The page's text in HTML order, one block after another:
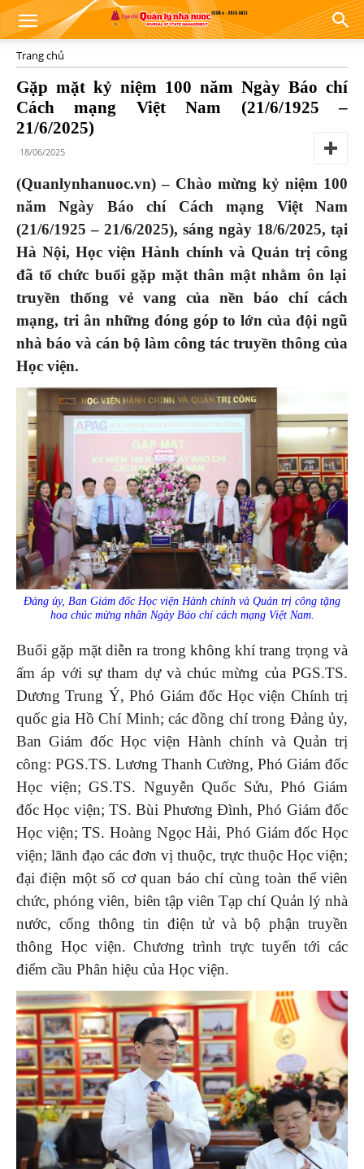
Trang chủ
Gặp mặt kỷ niệm 100 năm Ngày Báo chí
Cách mạng Việt Nam (21/6/1925 –
21/6/2025)
18/06/2025
(Quanlynhanuoc.vn) – Chào mừng kỷ niệm 100
năm Ngày Báo chí Cách mạng Việt Nam
(21/6/1925 – 21/6/2025), sáng ngày 18/6/2025, tại
Hà Nội, Học viện Hành chính và Quản trị công
đã tổ chức buổi gặp mặt thân mật nhằm ôn lại
truyền thống vẻ vang của nền báo chí cách
mạng, tri ân những đóng góp to lớn của đội ngũ
nhà báo và cán bộ làm công tác truyền thông của
Học viện.
Đảng ủy, Ban Giám đốc Học viện Hành chính và Quản trị công tặng
hoa chúc mừng nhân Ngày Báo chí cách mạng Việt Nam.
Buổi gặp mặt diễn ra trong không khí trang trọng và
ấm áp với sự tham dự và chúc mừng của PGS.TS.
Dương Trung Ý, Phó Giám đốc Học viện Chính trị
quốc gia Hồ Chí Minh; các đồng chí trong Đảng ủy,
Ban Giám đốc Học viện Hành chính và Quản trị
công: PGS.TS. Lương Thanh Cường, Phó Giám đốc
Học viện; GS.TS. Nguyễn Quốc Sửu, Phó Giám
đốc Học viện; TS. Bùi Phương Đình, Phó Giám đốc
Học viện; TS. Hoàng Ngọc Hải, Phó Giám đốc Học
viện; lãnh đạo các đơn vị thuộc, trực thuộc Học viện;
đại điện một số cơ quan báo chí cùng toàn thể viên
chức, phóng viên, biên tập viên Tạp chí Quản lý nhà
nước, cổng thông tin điện tử và bộ phận truyền
thông Học viện. Chương trình trực tuyến tới các
điểm cầu Phân hiệu của Học viện.